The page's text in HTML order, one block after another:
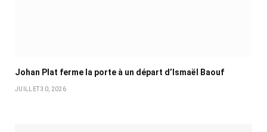
Johan Plat ferme la porte à un départ d’Ismaël Baouf
JUILLET 30, 2026